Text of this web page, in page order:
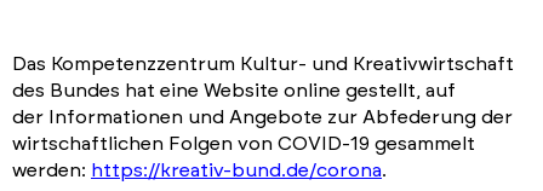
Das Kompetenzzentrum Kultur- und Kreativwirtschaft
des Bundes hat eine Website online gestellt, auf
der Informationen und Angebote zur Abfederung der
wirtschaftlichen Folgen von COVID-19 gesammelt
werden: https://kreativ-bund.de/corona.